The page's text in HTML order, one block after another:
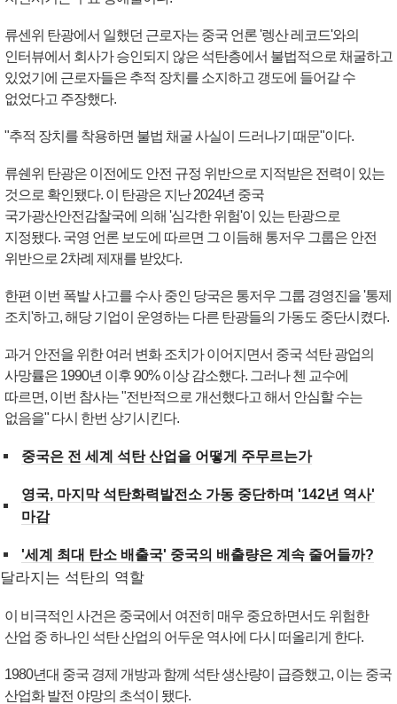
류센위 탄광에서 일했던 근로자는 중국 언론 '렝산 레코드'와의
인터뷰에서 회사가 승인되지 않은 석탄층에서 불법적으로 채굴하고
있었기에 근로자들은 추적 장치를 소지하고 갱도에 들어갈 수
없었다고 주장했다.
"추적 장치를 착용하면 불법 채굴 사실이 드러나기 때문"이다.
류쉔위 탄광은 이전에도 안전 규정 위반으로 지적받은 전력이 있는
것으로 확인됐다. 이 탄광은 지난 2024년 중국
국가광산안전감찰국에 의해 '심각한 위험'이 있는 탄광으로
지정됐다. 국영 언론 보도에 따르면 그 이듬해 통저우 그룹은 안전
위반으로 2차례 제재를 받았다.
한편 이번 폭발 사고를 수사 중인 당국은 통저우 그룹 경영진을 '통제
조치'하고, 해당 기업이 운영하는 다른 탄광들의 가동도 중단시켰다.
과거 안전을 위한 여러 변화 조치가 이어지면서 중국 석탄 광업의
사망률은 1990년 이후 90% 이상 감소했다. 그러나 첸 교수에
따르면, 이번 참사는 "전반적으로 개선했다고 해서 안심할 수는
없음을" 다시 한번 상기시킨다.
중국은 전 세계 석탄 산업을 어떻게 주무르는가
영국, 마지막 석탄화력발전소 가동 중단하며 '142년 역사'
마감
'세계 최대 탄소 배출국' 중국의 배출량은 계속 줄어들까?
달라지는 석탄의 역할
이 비극적인 사건은 중국에서 여전히 매우 중요하면서도 위험한
산업 중 하나인 석탄 산업의 어두운 역사에 다시 떠올리게 한다.
1980년대 중국 경제 개방과 함께 석탄 생산량이 급증했고, 이는 중국
산업화 발전 야망의 초석이 됐다.